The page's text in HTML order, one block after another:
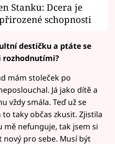
Stanku: Dcera je
schopnosti
destičku a ptáte se
rozhodnutími?
mám stoleček po
Já jako dítě a
vždy smála. Teď už se
taky občas zkusit. Zjistila
mě nefunguje, tak jsem si
nový pro sebe. Musí být